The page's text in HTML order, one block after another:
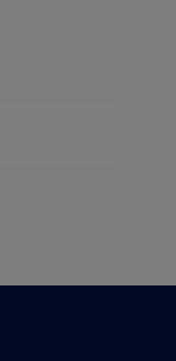
AirPrint
voor Maximum